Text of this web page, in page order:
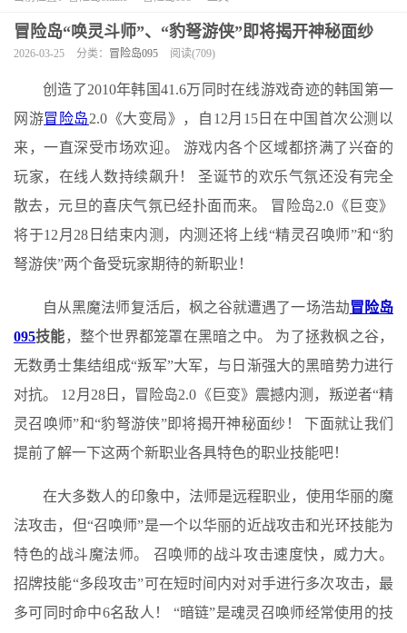
冒险岛“唤灵斗师”、“豹弩游侠”即将揭开神秘面纱
2026-03-25 分类： 冒险岛095 阅读(709)
创造了2010年韩国41.6万同时在线游戏奇迹的韩国第一
网游冒险岛2.0《大变局》，自12月15日在中国首次公测以
来，一直深受市场欢迎。 游戏内各个区域都挤满了兴奋的
玩家，在线人数持续飙升！ 圣诞节的欢乐气氛还没有完全
散去，元旦的喜庆气氛已经扑面而来。 冒险岛2.0《巨变》
将于12月28日结束内测，内测还将上线“精灵召唤师”和“豹
弩游侠”两个备受玩家期待的新职业！
自从黑魔法师复活后，枫之谷就遭遇了一场浩劫冒险岛
095技能，整个世界都笼罩在黑暗之中。 为了拯救枫之谷，
无数勇士集结组成“叛军”大军，与日渐强大的黑暗势力进行
对抗。 12月28日，冒险岛2.0《巨变》震撼内测，叛逆者“精
灵召唤师”和“豹弩游侠”即将揭开神秘面纱！ 下面就让我们
提前了解一下这两个新职业各具特色的职业技能吧！
在大多数人的印象中，法师是远程职业，使用华丽的魔
法攻击，但“召唤师”是一个以华丽的近战攻击和光环技能为
特色的战斗魔法师。 召唤师的战斗攻击速度快，威力大。
招牌技能“多段攻击”可在短时间内对对手进行多次攻击，最
多可同时命中6名敌人！ “暗链”是魂灵召唤师经常使用的技